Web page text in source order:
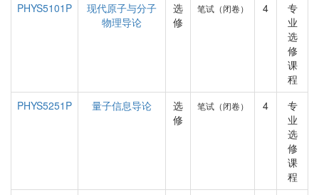
PHYS5101P
现代原子与分子
物理导论
选
修
笔试（闭卷） 4
专
业
选
修
课
程
PHYS5251P
量子信息导论
选
修
笔试（闭卷） 4
专
业
选
修
课
程